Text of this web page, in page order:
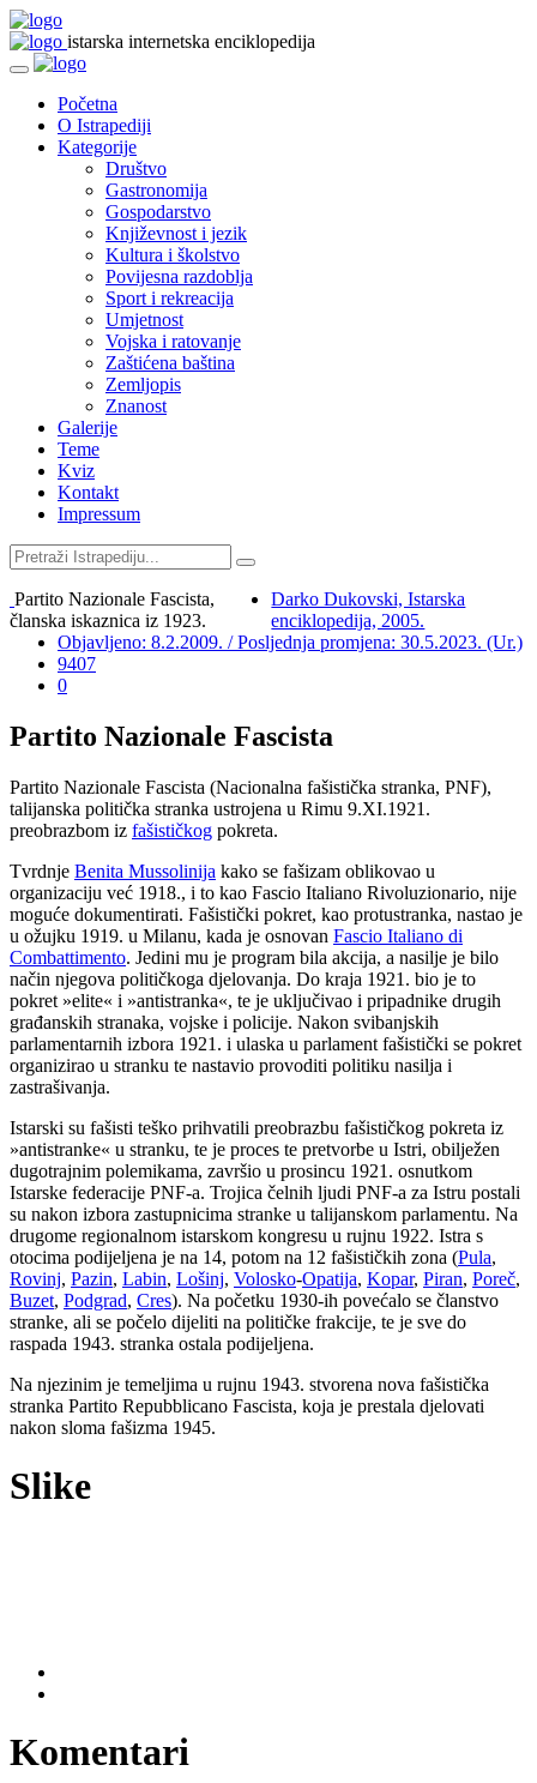
istarska internetska enciklopedija
Početna
O Istrapediji
Kategorije
Društvo
Gastronomija
Gospodarstvo
Književnost i jezik
Kultura i školstvo
Povijesna razdoblja
Sport i rekreacija
Umjetnost
Vojska i ratovanje
Zaštićena baština
Zemljopis
Znanost
Galerije
Teme
Kviz
Kontakt
Impressum
Partito Nazionale Fascista,
članska iskaznica iz 1923.
Darko Dukovski, Istarska
enciklopedija, 2005.
Objavljeno: 8.2.2009. / Posljednja promjena: 30.5.2023. (Ur.)
9407
0
Partito Nazionale Fascista
Partito Nazionale Fascista (Nacionalna fašistička stranka, PNF),
talijanska politička stranka ustrojena u Rimu 9.XI.1921.
preobrazbom iz fašističkog pokreta.
Tvrdnje Benita Mussolinija kako se fašizam oblikovao u
organizaciju već 1918., i to kao Fascio Italiano Rivoluzionario, nije
moguće dokumentirati. Fašistički pokret, kao protustranka, nastao je
u ožujku 1919. u Milanu, kada je osnovan Fascio Italiano di
Combattimento. Jedini mu je program bila akcija, a nasilje je bilo
način njegova političkoga djelovanja. Do kraja 1921. bio je to
pokret »elite« i »antistranka«, te je uključivao i pripadnike drugih
građanskih stranaka, vojske i policije. Nakon svibanjskih
parlamentarnih izbora 1921. i ulaska u parlament fašistički se pokret
organizirao u stranku te nastavio provoditi politiku nasilja i
zastrašivanja.
Istarski su fašisti teško prihvatili preobrazbu fašističkog pokreta iz
»antistranke« u stranku, te je proces te pretvorbe u Istri, obilježen
dugotrajnim polemikama, završio u prosincu 1921. osnutkom
Istarske federacije PNF-a. Trojica čelnih ljudi PNF-a za Istru postali
su nakon izbora zastupnicima stranke u talijanskom parlamentu. Na
drugome regionalnom istarskom kongresu u rujnu 1922. Istra s
otocima podijeljena je na 14, potom na 12 fašističkih zona (Pula,
Rovinj, Pazin, Labin, Lošinj, Volosko-Opatija, Kopar, Piran, Poreč,
Buzet, Podgrad, Cres). Na početku 1930-ih povećalo se članstvo
stranke, ali se počelo dijeliti na političke frakcije, te je sve do
raspada 1943. stranka ostala podijeljena.
Na njezinim je temeljima u rujnu 1943. stvorena nova fašistička
stranka Partito Repubblicano Fascista, koja je prestala djelovati
nakon sloma fašizma 1945.
Slike
Komentari